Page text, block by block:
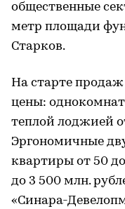
общественные
метр площади
Старков.
На старте
цены:
теплой лоджией
Эргономичные
квартиры от 50
до 3 500 млн.
«Синара-